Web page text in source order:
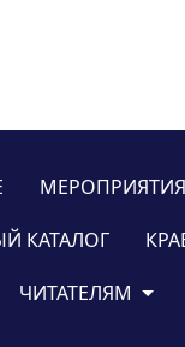
МЕРОПРИЯТИЯ
КАТАЛОГ
ЧИТАТЕЛЯМ